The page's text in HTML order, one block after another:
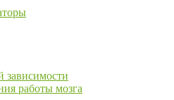
зависимости
работы мозга